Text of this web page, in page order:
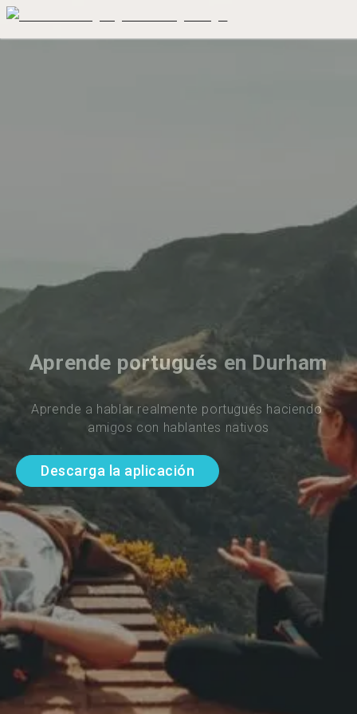
Aprende portugués en Durham
Aprende a hablar realmente portugués haciendo
amigos con hablantes nativos
Descarga la aplicación